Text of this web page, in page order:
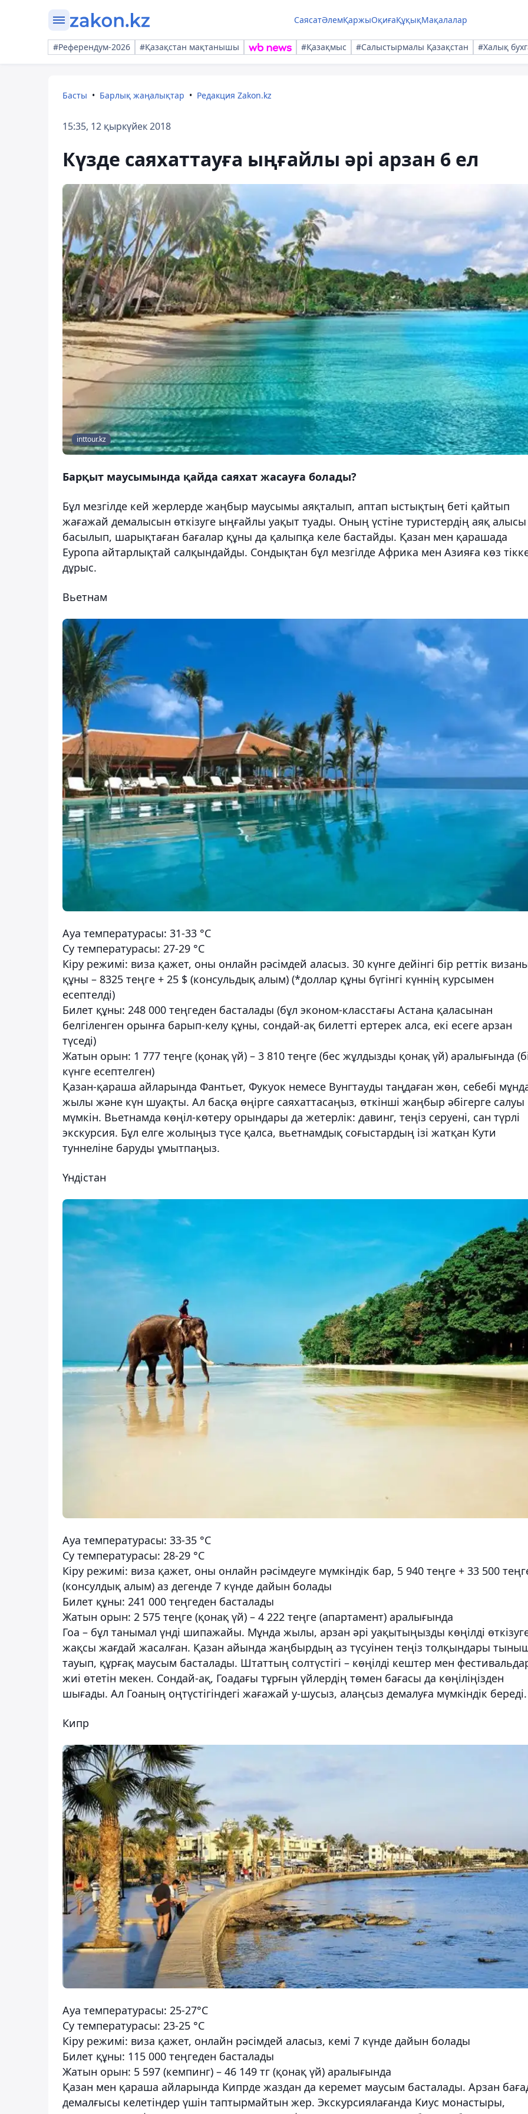
СаясатӘлемҚаржыОқиғаҚұқықМақалалар
#Референдум-2026 #Қазақстан мақтанышы #Қазақмыс #Салыстырмалы Қазақстан #Халық
Басты Барлық жаңалықтар Редакция Zakon.kz
15:35, 12 қыркүйек 2018
Күзде саяхаттауға ыңғайлы әрі арзан 6 ел
inttour.kz
Барқыт маусымында қайда саяхат жасауға болады?
Бұл мезгілде кей жерлерде жаңбыр маусымы аяқталып, аптап ыстықтың беті қайтып
жағажай демалысын өткізуге ыңғайлы уақыт туады. Оның үстіне туристердің аяқ алысы
басылып, шарықтаған бағалар құны да қалыпқа келе бастайды. Қазан мен қарашада
Еуропа айтарлықтай салқындайды. Сондықтан бұл мезгілде Африка мен Азияға көз
дұрыс.
Вьетнам
Ауа температурасы: 31-33 °C
Су температурасы: 27-29 °C
Кіру режимі: виза қажет, оны онлайн рәсімдей аласыз. 30 күнге дейінгі бір реттік
құны – 8325 теңге + 25 $ (консульдық алым) (*доллар құны бүгінгі күннің курсымен
есептелді)
Билет құны: 248 000 теңгеден басталады (бұл эконом-класстағы Астана қаласынан
белгіленген орынға барып-келу құны, сондай-ақ билетті ертерек алса, екі есеге арзан
түседі)
Жатын орын: 1 777 теңге (қонақ үй) – 3 810 теңге (бес жұлдызды қонақ үй) аралығында
күнге есептелген)
Қазан-қараша айларында Фантьет, Фукуок немесе Вунгтауды таңдаған жөн, себебі
жылы және күн шуақты. Ал басқа өңірге саяхаттасаңыз, өткінші жаңбыр әбігерге салуы
мүмкін. Вьетнамда көңіл-көтеру орындары да жетерлік: давинг, теңіз серуені, сан түрлі
экскурсия. Бұл елге жолыңыз түсе қалса, вьетнамдық соғыстардың ізі жатқан Кути
туннеліне баруды ұмытпаңыз.
Үндістан
Ауа температурасы: 33-35 °C
Су температурасы: 28-29 °C
Кіру режимі: виза қажет, оны онлайн рәсімдеуге мүмкіндік бар, 5 940 теңге + 33 500
(консулдық алым) аз дегенде 7 күнде дайын болады
Билет құны: 241 000 теңгеден басталады
Жатын орын: 2 575 теңге (қонақ үй) – 4 222 теңге (апартамент) аралығында
Гоа – бұл танымал үнді шипажайы. Мұнда жылы, арзан әрі уақытыңызды көңілді
жақсы жағдай жасалған. Қазан айында жаңбырдың аз түсуінен теңіз толқындары
тауып, құрғақ маусым басталады. Штаттың солтүстігі – көңілді кештер мен
жиі өтетін мекен. Сондай-ақ, Гоадағы тұрғын үйлердің төмен бағасы да көңіліңізден
шығады. Ал Гоаның оңтүстігіндегі жағажай у-шусыз, алаңсыз демалуға мүмкіндік береді.
Кипр
Ауа температурасы: 25-27°C
Су температурасы: 23-25 °C
Кіру режимі: виза қажет, онлайн рәсімдей аласыз, кемі 7 күнде дайын болады
Билет құны: 115 000 теңгеден басталады
Жатын орын: 5 597 (кемпинг) – 46 149 тг (қонақ үй) аралығында
Қазан мен қараша айларында Кипрде жаздан да керемет маусым басталады. Арзан
демалғысы келетіндер үшін таптырмайтын жер. Экскурсиялағанда Киус монастыры,